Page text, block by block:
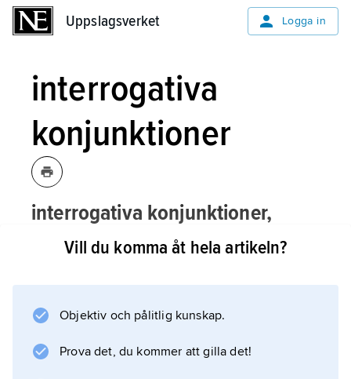
Uppslagsverket Logga in
interrogativa
konjunktioner
interrogativa konjunktioner,
underordnade konjunktioner
(subkonjunktioner) som inleder en
Vill du komma åt hela artikeln?
Objektiv och pålitlig kunskap.
Prova det, du kommer att gilla det!